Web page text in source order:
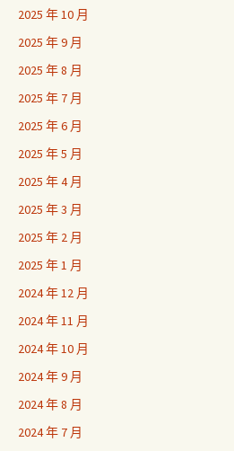
2025 年 10 月
2025 年 9 月
2025 年 8 月
2025 年 7 月
2025 年 6 月
2025 年 5 月
2025 年 4 月
2025 年 3 月
2025 年 2 月
2025 年 1 月
2024 年 12 月
2024 年 11 月
2024 年 10 月
2024 年 9 月
2024 年 8 月
2024 年 7 月